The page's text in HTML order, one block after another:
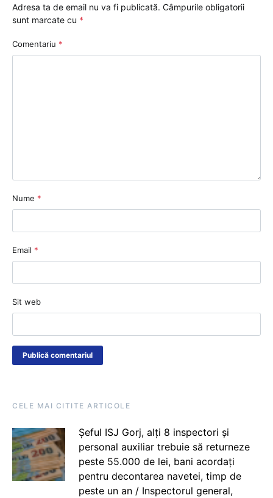
Adresa ta de email nu va fi publicată. Câmpurile obligatorii
sunt marcate cu *
Comentariu *
Nume *
Email *
Sit web
CELE MAI CITITE ARTICOLE
Șeful ISJ Gorj, alți 8 inspectori și
personal auxiliar trebuie să returneze
peste 55.000 de lei, bani acordați
pentru decontarea navetei, timp de
peste un an / Inspectorul general,